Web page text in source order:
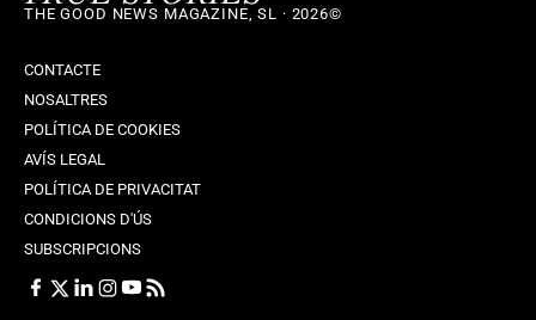
THE GOOD NEWS MAGAZINE, SL · 2026©
CONTACTE
NOSALTRES
POLÍTICA DE COOKIES
AVÍS LEGAL
POLÍTICA DE PRIVACITAT
CONDICIONS D'ÚS
SUBSCRIPCIONS